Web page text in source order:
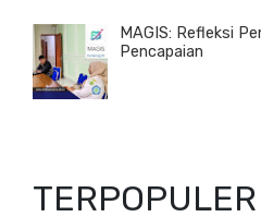
MAGIS: Refleksi
Pencapaian